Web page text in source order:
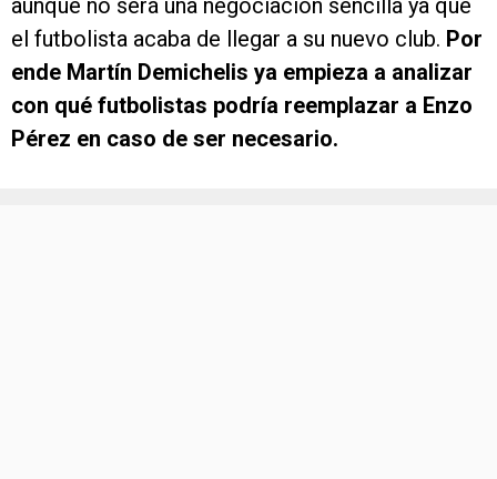
aunque no será una negociación sencilla ya que
el futbolista acaba de llegar a su nuevo club. Por
ende Martín Demichelis ya empieza a analizar
con qué futbolistas podría reemplazar a Enzo
Pérez en caso de ser necesario.